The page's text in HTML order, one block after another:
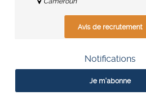
Avis de recrutement
Notifications
Je m'abonne